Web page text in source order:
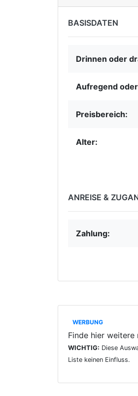
BASISDATEN
Drinnen oder
Aufregend
Preisbereich:
Alter:
ANREISE &
Zahlung:
WERBUNG
Finde hier
WICHTIG: Diese
Liste keinen Einfluss.